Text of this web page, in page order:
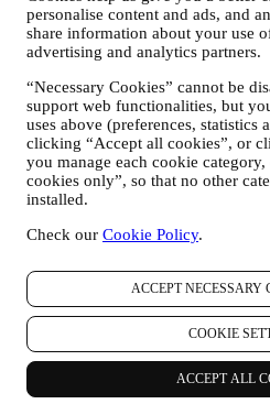
personalise content and ads, and
share information about your use
advertising and analytics partners.
“Necessary Cookies” cannot be
support web functionalities, but
uses above (preferences, statistics
clicking “Accept all cookies”, or
you manage each cookie
cookies only”, so that no other
installed.
Check our Cookie Policy.
ACCEPT NECESSARY
COOKIE
ACCEPT ALL
expérience client
vos habitudes ou vos intérêts,
produits les plus consultés, vos
réseaux sociaux, les pages de
consultez, le contenu de nos
procéderons à cette analyse
des cookies et technologies
suivi des e-mails) et également
préférences collectées lors de
communications marketing
ces informations pour gérer
ou les offres que vous voyez
pour vous envoyer des
pourraient vous intéresser /
que vous pourriez aimer. Il n’y
L’utilisation des cookies est
vous ne souhaitez pas que
pour vous présenter des
messages en fonction de vos